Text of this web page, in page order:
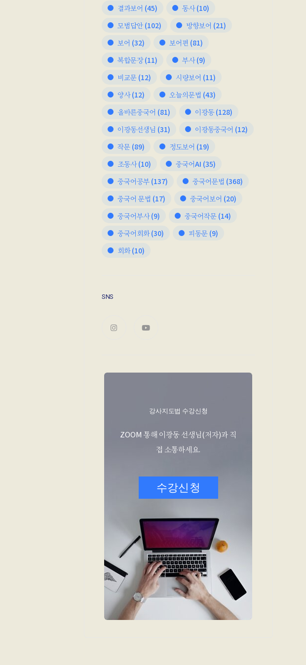
결과보어 (45) 동사(10)
모범답안(102) 방향보어 (21)
보어 (32) 보어편 (81)
복합문장(11) 부사(9)
비교문(12) 시량보어 (11)
양사(12) 오늘의문법 (43)
올바른중국어 (81) 이광동(128)
이광동선생님 (31) 이광동중국어 (12)
작문(89) 정도보어 (19)
조동사(10) 중국어AI (35)
중국어공부(137) 중국어문법 (368)
중국어 문법 (17) 중국어보어 (20)
중국어부사(9) 중국어작문(14)
중국어회화(30) 피동문(9)
회화(10)
SNS
강사지도법 수강신청
ZOOM 통해 이광동 선생님(저자)과 직
접 소통하세요.
수강신청